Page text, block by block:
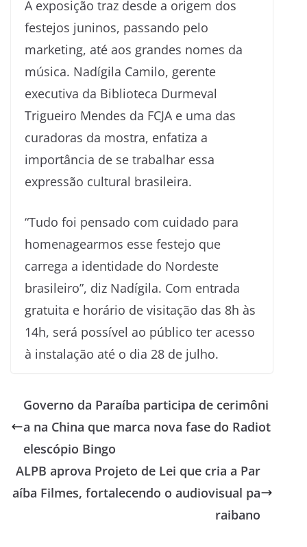
A exposição traz desde a origem dos
festejos juninos, passando pelo
marketing, até aos grandes nomes da
música. Nadígila Camilo, gerente
executiva da Biblioteca Durmeval
Trigueiro Mendes da FCJA e uma das
curadoras da mostra, enfatiza a
importância de se trabalhar essa
expressão cultural brasileira.
“Tudo foi pensado com cuidado para
homenagearmos esse festejo que
carrega a identidade do Nordeste
brasileiro”, diz Nadígila. Com entrada
gratuita e horário de visitação das 8h às
14h, será possível ao público ter acesso
à instalação até o dia 28 de julho.
Governo da Paraíba participa de cerimôni
a na China que marca nova fase do Radiot
elescópio Bingo
ALPB aprova Projeto de Lei que cria a Par
aíba Filmes, fortalecendo o audiovisual pa
raibano